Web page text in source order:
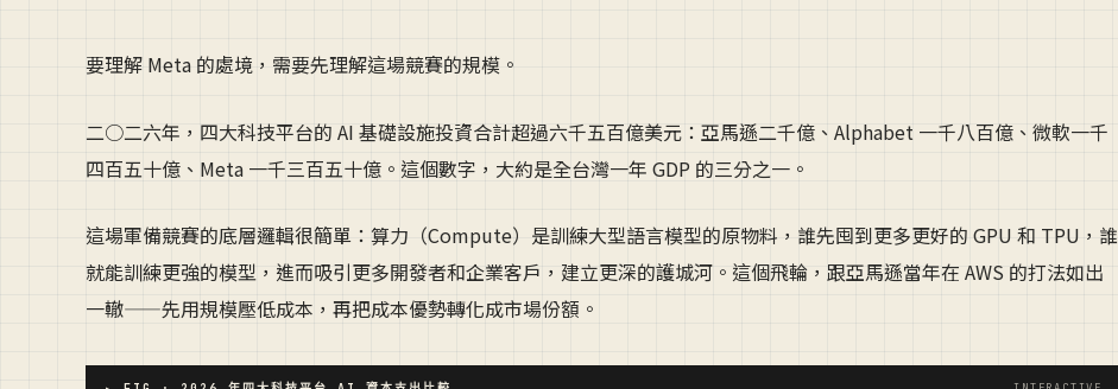
要理解 Meta 的處境，需要先理解這場競賽的規模。
二○二六年，四大科技平台的 AI 基礎設施投資合計超過六千五百億美元：亞馬遜二千億、Alphabet 一千八百億、微軟一千
四百五十億、Meta 一千三百五十億。這個數字，大約是全台灣一年 GDP 的三分之一。
這場軍備競賽的底層邏輯很簡單：算力（Compute）是訓練大型語言模型的原物料，誰先囤到更多更好的 GPU 和 TPU，誰
就能訓練更強的模型，進而吸引更多開發者和企業客戶，建立更深的護城河。這個飛輪，跟亞馬遜當年在 AWS 的打法如出
一轍——先用規模壓低成本，再把成本優勢轉化成市場份額。